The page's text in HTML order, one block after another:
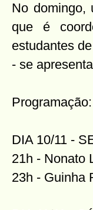
No domingo,
que é
estudantes
- se
Programação:
DIA 10/11 -
21h - Nonato
23h - Guinha